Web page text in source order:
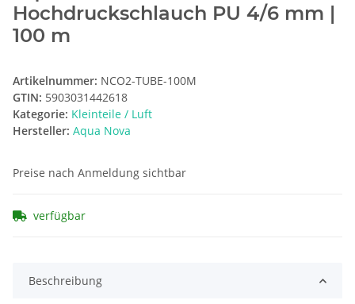
Hochdruckschlauch PU 4/6 mm |
100 m
Artikelnummer: NCO2-TUBE-100M
GTIN: 5903031442618
Kategorie: Kleinteile / Luft
Hersteller: Aqua Nova
Preise nach Anmeldung sichtbar
verfügbar
Beschreibung